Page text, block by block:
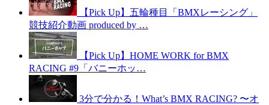
【Pick Up】五輪種目「BMXレーシング」
競技紹介動画 produced by …
【Pick Up】HOME WORK for BMX
RACING #9「バニーホッ…
3分で分かる！What’s BMX RACING? 〜オ